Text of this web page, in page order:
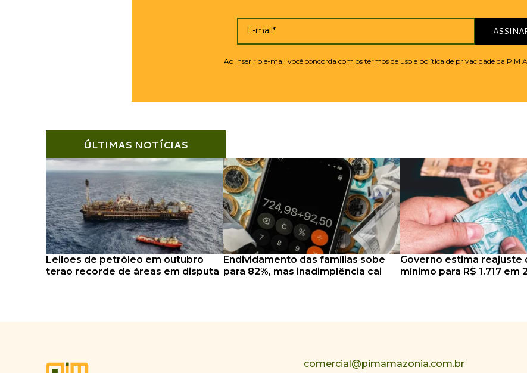
E-mail*
Ao inserir o e-mail você concorda com os termos de uso e política de privacidade da PIM
ÚLTIMAS NOTÍCIAS
Leilões de petróleo em outubro
terão recorde de áreas em disputa
Endividamento das famílias sobe
para 82%, mas inadimplência cai
Governo estima reajuste
mínimo para R$ 1.717 em
comercial@pimamazonia.com.br